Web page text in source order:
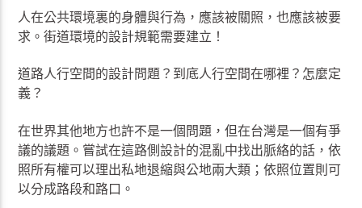
人在公共環境裏的身體與行為，應該被關照，也應該被要
求。街道環境的設計規範需要建立！
道路人行空間的設計問題？到底人行空間在哪裡？怎麼定
義？
在世界其他地方也許不是一個問題，但在台灣是一個有爭
議的議題。嘗試在這路側設計的混亂中找出脈絡的話，依
照所有權可以理出私地退縮與公地兩大類；依照位置則可
以分成路段和路口。